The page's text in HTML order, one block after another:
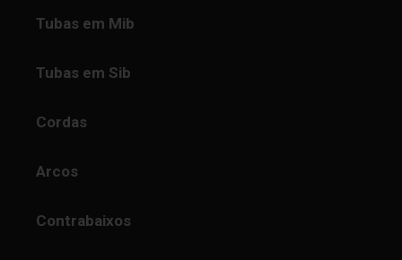
Tubas em Mib
Tubas em Sib
Cordas
Arcos
Contrabaixos